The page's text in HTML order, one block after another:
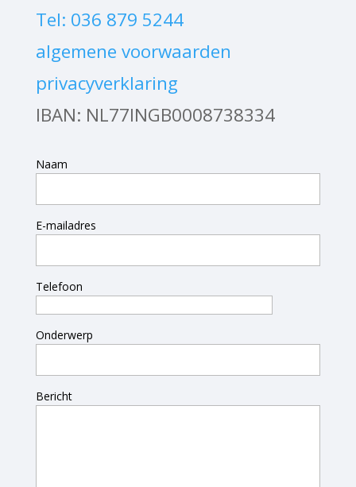
Tel: 036 879 5244
algemene voorwaarden
privacyverklaring
IBAN: NL77INGB0008738334
Naam
E-mailadres
Telefoon
Onderwerp
Bericht